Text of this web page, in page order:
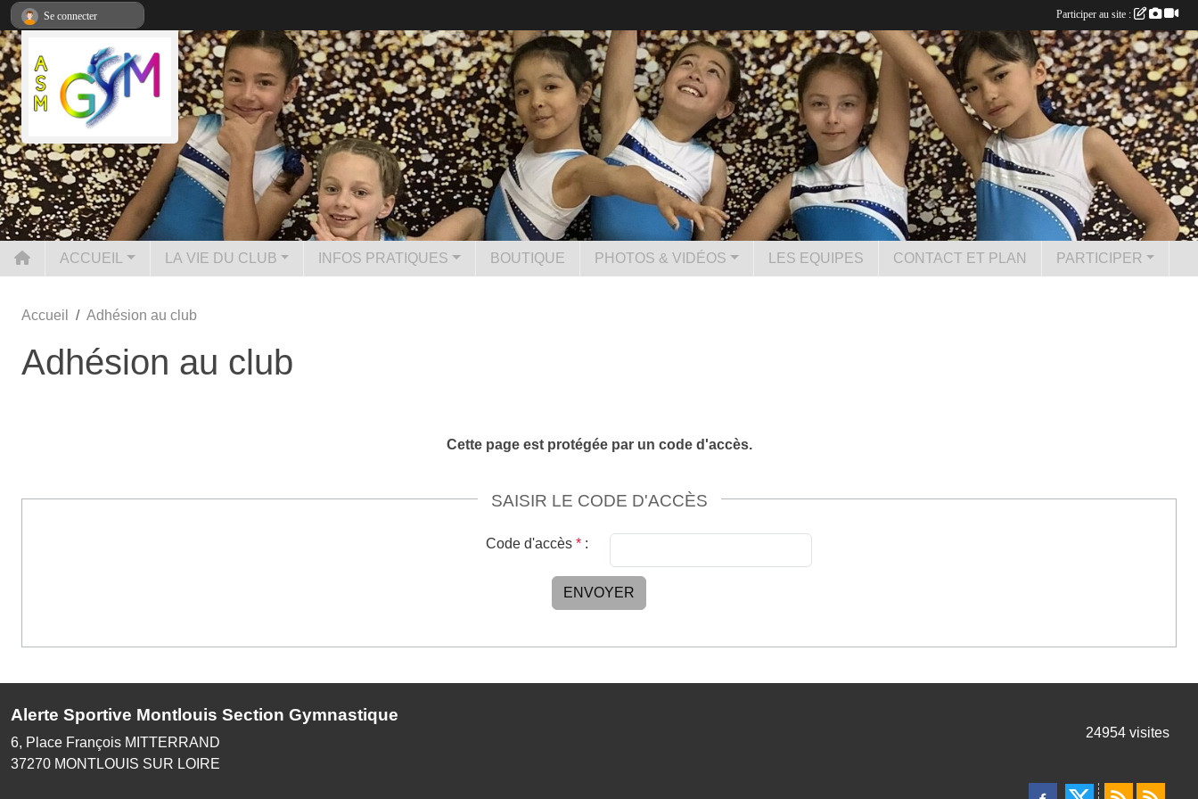
ACCUEIL LA VIE DU CLUB INFOS PRATIQUES BOUTIQUE PHOTOS & VIDÉOS LES EQUIPES CONTACT ET PLAN PARTICIPER
Accueil Adhésion au club
Adhésion au club
Cette page est protégée par un code d'accès.
SAISIR LE CODE D'ACCÈS
Code d'accès * :
ENVOYER
Alerte Sportive Montlouis Section Gymnastique
6, Place François MITTERRAND
37270 MONTLOUIS SUR LOIRE
24954 visites
Se connecter Participer au site :
Panneau de gestion des cookies